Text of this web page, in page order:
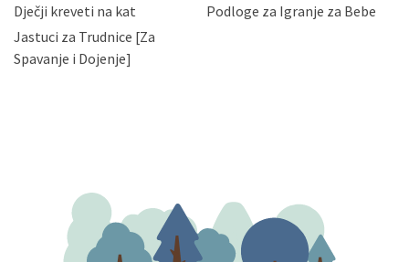
zatražiti prestanak aktivnosti obrade Vaših osobnih
podataka. Opoziv privole možete podnijeti poštom na
gore navedenu adresu ili e-mailom na adresu:
Dječji kreveti na kat
Podloge za Igranje za Bebe
Jastuci za Trudnice [Za
Spavanje i Dojenje]